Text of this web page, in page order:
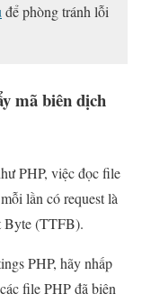
để phòng tránh lỗi
mã biên dịch
PHP, việc đọc file
lần có request là
Byte (TTFB).
PHP, hãy nhấp
file PHP đã biên